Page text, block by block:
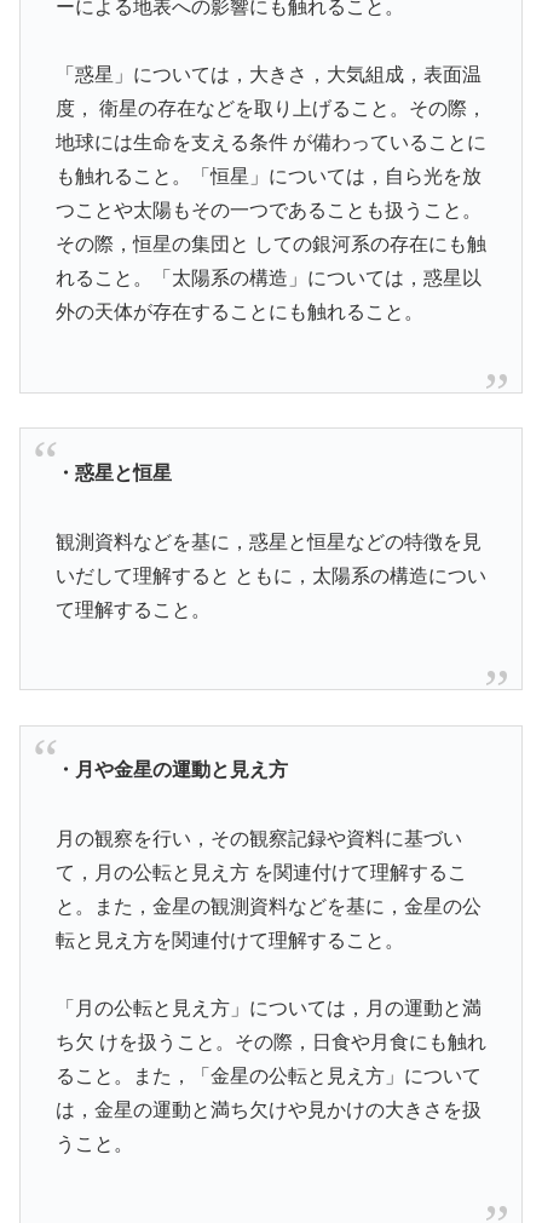
ーによる地表への影響にも触れること。
「惑星」については，大きさ，大気組成，表面温
度， 衛星の存在などを取り上げること。その際，
地球には生命を支える条件 が備わっていることに
も触れること。「恒星」については，自ら光を放
つことや太陽もその一つであることも扱うこと。
その際，恒星の集団と しての銀河系の存在にも触
れること。「太陽系の構造」については，惑星以
外の天体が存在することにも触れること。
・惑星と恒星
観測資料などを基に，惑星と恒星などの特徴を見
いだして理解すると ともに，太陽系の構造につい
て理解すること。
・月や金星の運動と見え方
月の観察を行い，その観察記録や資料に基づい
て，月の公転と見え方 を関連付けて理解するこ
と。また，金星の観測資料などを基に，金星の公
転と見え方を関連付けて理解すること。
「月の公転と見え方」については，月の運動と満
ち欠 けを扱うこと。その際，日食や月食にも触れ
ること。また，「金星の公転と見え方」について
は，金星の運動と満ち欠けや見かけの大きさを扱
うこと。